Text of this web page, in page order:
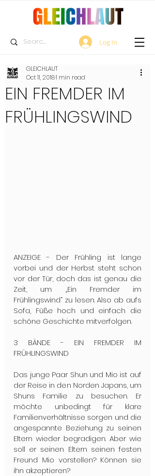
Log In
EIN FREMDER IM
FRÜHLINGSWIND
GLEICHLAUT
Oct 11, 20181 min read
ANZEIGE - Der Frühling ist lange
vorbei und der Herbst steht schon
vor der Tür, doch das ist genau die
Zeit, um „Ein Fremder im
Frühlingswind“ zu lesen. Also ab aufs
Sofa, Füße hoch und einfach die
schöne Geschichte mitverfolgen.
3 BÄNDE - EIN FREMDER IM
FRÜHLINGSWIND
Das junge Paar Shun und Mio ist auf
der Reise in den Norden Japans, um
Shuns Familie zu besuchen. Er
möchte unbedingt für klare
Familienverhältnisse sorgen und die
angespannte Beziehung zu seinen
Eltern wieder begradigen. Aber wie
soll er seinen Eltern seinen festen
Freund Mio vorstellen? Können sie
ihn akzeptieren?